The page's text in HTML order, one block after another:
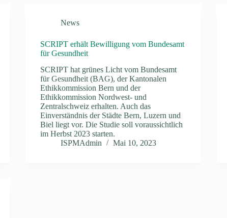
News
SCRIPT erhält Bewilligung vom Bundesamt
für Gesundheit
SCRIPT hat grünes Licht vom Bundesamt
für Gesundheit (BAG), der Kantonalen
Ethikkommission Bern und der
Ethikkommission Nordwest- und
Zentralschweiz erhalten. Auch das
Einverständnis der Städte Bern, Luzern und
Biel liegt vor. Die Studie soll voraussichtlich
im Herbst 2023 starten.
ISPMAdmin
Mai 10, 2023